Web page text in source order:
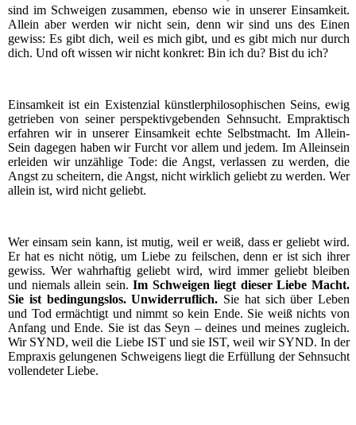
sind im Schwei­gen zusam­men, eben­so wie in unse­rer Ein­sam­keit.
Allein aber wer­den wir nicht sein, denn wir sind uns des Einen
gewiss: Es gibt dich, weil es mich gibt, und es gibt mich nur durch
dich. Und oft wis­sen wir nicht kon­kret: Bin ich du? Bist du ich?
Ein­sam­keit ist ein Exis­ten­zi­al künst­ler­phi­lo­so­phi­schen Seins, ewig
getrie­ben von sei­ner per­spek­tiv­ge­ben­den Sehn­sucht. Emprak­tisch
erfah­ren wir in unse­rer Ein­sam­keit ech­te Selbst­macht. Im Allein-
Sein dage­gen haben wir Furcht vor allem und jedem. Im Allein­sein
erlei­den wir unzäh­li­ge Tode: die Angst, ver­las­sen zu wer­den, die
Angst zu schei­tern, die Angst, nicht wirk­lich geliebt zu wer­den. Wer
allein ist, wird nicht geliebt.
Wer ein­sam sein kann, ist mutig, weil er weiß, dass er geliebt wird.
Er hat es nicht nötig, um Lie­be zu feil­schen, denn er ist sich ihrer
gewiss. Wer wahr­haf­tig geliebt wird, wird immer geliebt blei­ben
und nie­mals allein sein.Im Schwei­gen liegt die­ser Lie­be Macht.
Sie ist bedin­gungs­los. Unwi­der­ruf­lich. Sie hat sich über Leben
und Tod ermäch­tigt und nimmt so kein Ende. Sie weiß nichts von
Anfang und Ende. Sie ist das Seyn – dei­nes und mei­nes zugleich.
Wir SYND, weil die Lie­be IST und sie IST, weil wir SYND. In der
Empra­xis gelun­ge­nen Schwei­gens liegt die Erfül­lung der Sehn­sucht
voll­ende­ter Liebe.